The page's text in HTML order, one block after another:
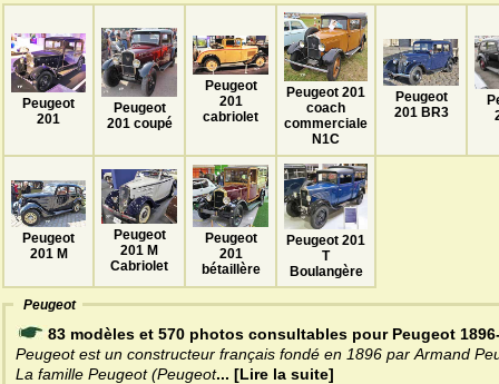
Peugeot
201
Peugeot
201 coupé
Peugeot
201
cabriolet
Peugeot 201
coach
commerciale
N1C
Peugeot
201 BR3
Peugeot
201 M
Peugeot
201 M
Cabriolet
Peugeot
201
bétaillère
Peugeot 201
T
Boulangère
Peugeot
83 modèles et 570 photos consultables pour Peugeot
Peugeot est un constructeur français fondé en 1896 par Armand
La famille Peugeot (Peugeot... [Lire la suite]